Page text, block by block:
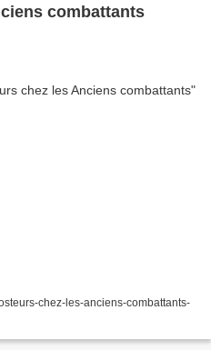
combattants
chez-les-anciens-combattants-